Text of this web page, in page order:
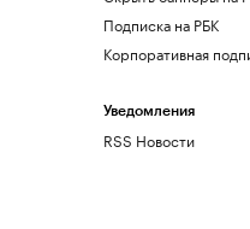
Подписка на РБК
Корпоративная
Уведомления
RSS Новости